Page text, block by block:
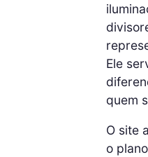
Ele
quem
O site
o